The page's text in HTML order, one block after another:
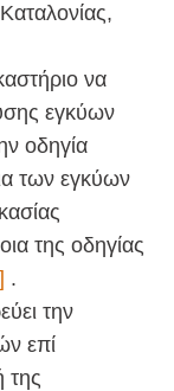
να
εγκύων
οδηγία
των εγκύων
της οδηγίας
.
την
επί
της